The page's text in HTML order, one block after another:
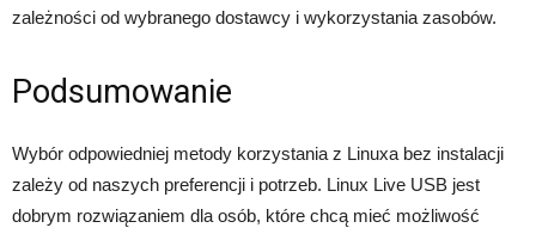
zależności od wybranego dostawcy i wykorzystania zasobów.
Podsumowanie
Wybór odpowiedniej metody korzystania z Linuxa bez instalacji
zależy od naszych preferencji i potrzeb. Linux Live USB jest
dobrym rozwiązaniem dla osób, które chcą mieć możliwość